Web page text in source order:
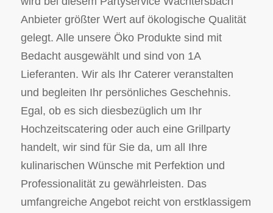
Anbieter größter Wert auf ökologische Qualität
gelegt. Alle unsere Öko Produkte sind mit
Bedacht ausgewählt und sind von 1A
Lieferanten. Wir als Ihr Caterer veranstalten
und begleiten Ihr persönliches Geschehnis.
Egal, ob es sich diesbezüglich um Ihr
Hochzeitscatering oder auch eine Grillparty
handelt, wir sind für Sie da, um all Ihre
kulinarischen Wünsche mit Perfektion und
Professionalität zu gewährleisten. Das
umfangreiche Angebot reicht von erstklassigem